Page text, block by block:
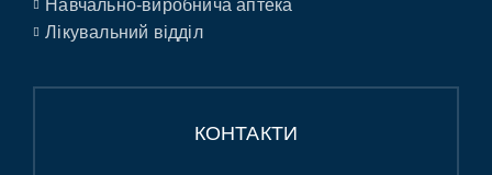
Навчально-виробнича аптека
Лікувальний відділ
КОНТАКТИ